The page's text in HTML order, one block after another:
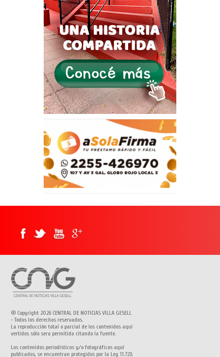
® Copyright 2026 CENTRAL DE NOTICIAS VILLA GESELL
- Todos los derechos reservados.
La reproducción total o parcial de los contenidos aquí
vertidos sólo sera permitida citando la fuente.
Los contenidos periodísticos y/o fotográficos aquí
publicados, se encuentran protegidos por la Ley 11.723;